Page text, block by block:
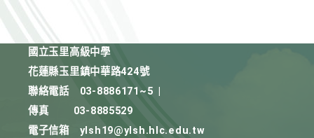
國立玉里高級中學
花蓮縣玉里鎮中華路424號
聯絡電話
03-8886171~5
傳真
03-8885529
電子信箱
ylsh19@ylsh.hlc.edu.tw